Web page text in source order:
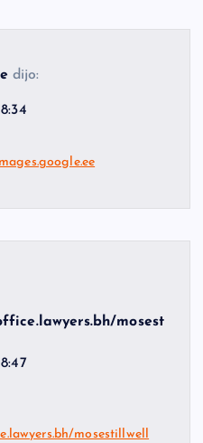
dijo:
mosest
mosestillwell